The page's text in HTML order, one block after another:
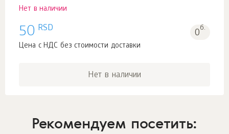
Нет в наличии
50 RSD 0б.
Цена с НДС без стоимости доставки
Нет в наличии
Рекомендуем посетить: